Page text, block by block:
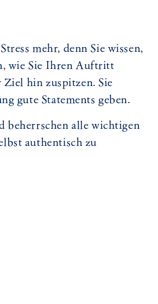
mehr, denn Sie wissen,
wie Sie Ihren Auftritt
hin zuspitzen. Sie
gute Statements geben.
beherrschen alle wichtigen
authentisch zu